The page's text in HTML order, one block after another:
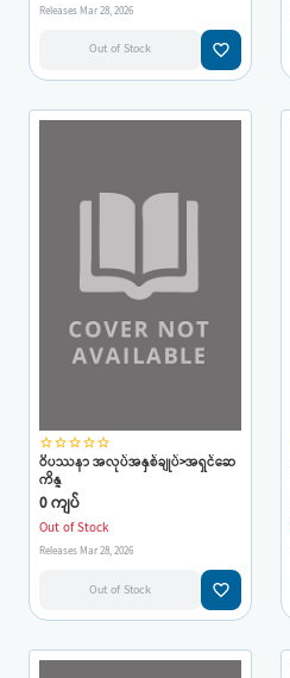
Releases Mar 28, 2026
Out of Stock favorite_border
star_borderstar_borderstar_borderstar_borderstar_border
ဝိပဿနာ အလုပ်အနှစ်ချုပ်>အရှင်ဆေ
ကိန္ဒ
0 ကျပ်
Out of Stock
Releases Mar 28, 2026
Out of Stock favorite_border